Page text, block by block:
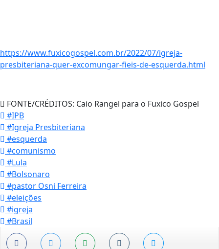
https://www.fuxicogospel.com.br/2022/07/igreja-
presbiteriana-quer-excomungar-fieis-de-esquerda.html
FONTE/CRÉDITOS: Caio Rangel para o Fuxico Gospel
#IPB
#Igreja Presbiteriana
#esquerda
#comunismo
#Lula
#Bolsonaro
#pastor Osni Ferreira
#eleições
#igreja
#Brasil